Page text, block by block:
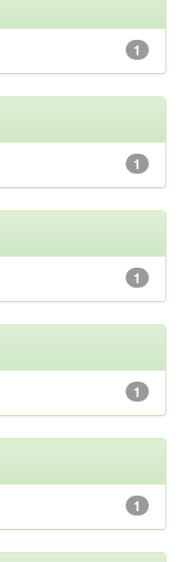
1
1
1
1
1